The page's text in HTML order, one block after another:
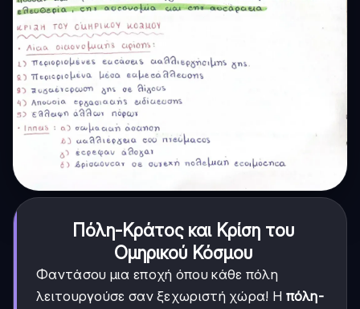
Πόλη-Κράτος και Κρίση του
Ομηρικού Κόσμου
Φαντάσου μια εποχή όπου κάθε πόλη
λειτουργούσε σαν ξεχωριστή χώρα! Η πόλη-